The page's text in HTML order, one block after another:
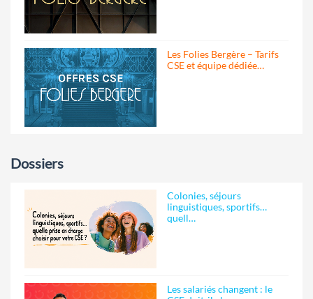
Les Folies Bergère – Tarifs
CSE et équipe dédiée…
Dossiers
Colonies, séjours
linguistiques, sportifs…
quell…
Les salariés changent : le